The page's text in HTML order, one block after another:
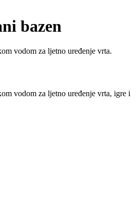
bazen
vodom za ljetno uređenje vrta.
vodom za ljetno uređenje vrta, igre i